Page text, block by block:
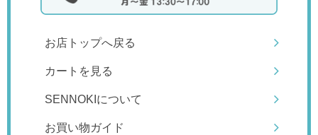
お店トップへ戻る
カートを見る
SENNOKIについて
お買い物ガイド